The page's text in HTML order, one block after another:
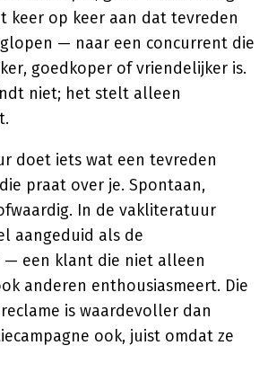
keer op keer aan dat tevreden
— naar een concurrent die
goedkoper of vriendelijker is.
niet; het stelt alleen
doet iets wat een tevreden
praat over je. Spontaan,
In de vakliteratuur
aangeduid als de
een klant die niet alleen
anderen enthousiasmeert. Die
is waardevoller dan
ook, juist omdat ze